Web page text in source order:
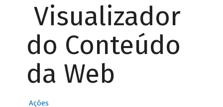
Visualizador
do Conteúdo
da Web
Ações